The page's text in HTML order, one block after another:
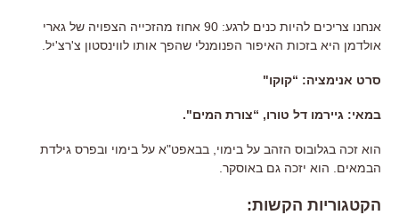
אנחנו צריכים להיות כנים לרגע: 90
אחוז מהזכייה הצפויה של גארי
אולדמן היא בזכות האיפור הפנומנלי שהפך אותו לווינסטון צ'רצ'יל
סרט אנימציה: “קוקו"
במאי: גיירמו דל טורו, “צורת המים".
הוא זכה בגלובוס הזהב על בימוי בבאפט"א על בימוי ובפרס גילדת
הבמאים
הוא יזכה גם באוסקר
הקטגוריות הקשות: